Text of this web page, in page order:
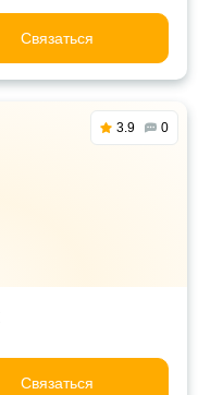
Связаться
3.9 0
Связаться